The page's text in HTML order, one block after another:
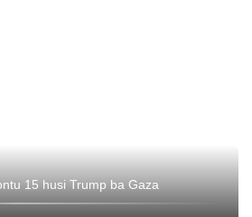
15 husi Trump ba Gaza